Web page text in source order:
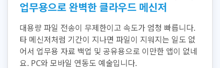
업무용으로 완벽한 클라우드 메신저
대용량 파일 전송이 무제한이고 속도가 엄청 빠릅니다.
타 메신저처럼 기간이 지나면 파일이 지워지는 일도 없
어서 업무용 자료 백업 및 공유용으로 이만한 앱이 없네
요. PC와 모바일 연동도 예술입니다.